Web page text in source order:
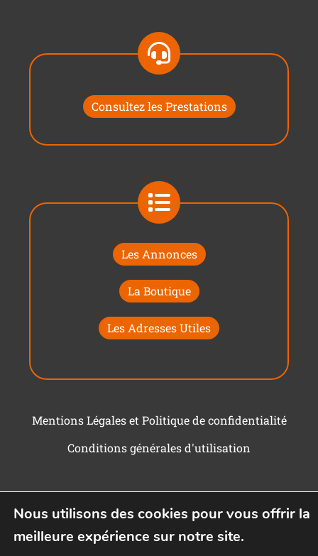
Consultez les Prestations
Les Annonces
La Boutique
Les Adresses Utiles
Mentions Légales et Politique de confidentialité
Conditions générales d'utilisation
Nous utilisons des cookies pour vous offrir la
meilleure expérience sur notre site.